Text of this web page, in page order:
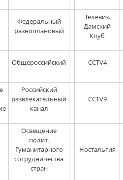
Федеральный
разноплановый
Телевиз.
Дамский
Клуб
Общероссийский CCTV4
Российский
развлекательный
канал
CCTV9
Освещение
полит.
Гуманитарного
сотрудничества
стран
Ностальгия